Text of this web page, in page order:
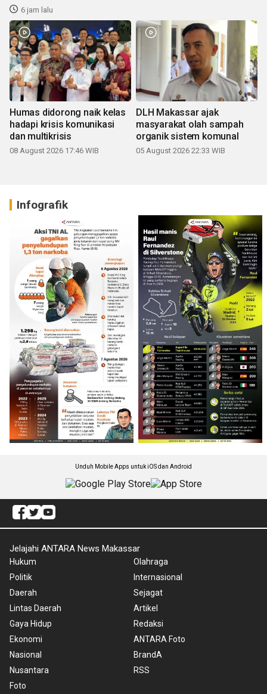
6 jam lalu
Humas didorong naik kelas
hadapi krisis komunikasi
dan multikrisis
08 August 2026 17:46 WIB
DLH Makassar ajak
masyarakat olah sampah
organik sistem komunal
05 August 2026 22:33 WIB
Infografik
Unduh Mobile Apps untuk iOS dan Android
Jelajahi ANTARA News Makassar
Hukum
Politik
Daerah
Lintas Daerah
Gaya Hidup
Ekonomi
Nasional
Nusantara
Foto
Olahraga
Internasional
Sejagat
Artikel
Redaksi
ANTARA Foto
BrandA
RSS